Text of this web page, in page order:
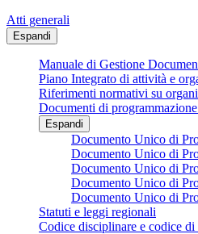
Atti generali
Espandi
Manuale di Gestione
Piano Integrato di attività e
Riferimenti normativi su
Documenti di
Espandi
Documento Unico di
Documento Unico di
Documento Unico di
Documento Unico di
Documento Unico di
Statuti e leggi regionali
Codice disciplinare e codice di